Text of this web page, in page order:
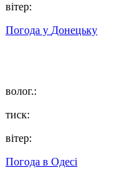
вітер:
Погода у Донецьку
волог.:
тиск:
вітер:
Погода в Одесі